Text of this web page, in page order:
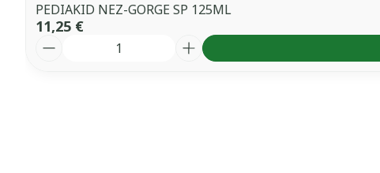
PEDIAKID NEZ-GORGE SP 125ML
11,25 €